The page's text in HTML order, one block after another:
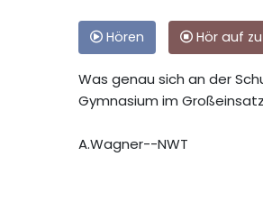
Hören Hör auf
Was genau sich an der
Gymnasium im
A.Wagner--NWT